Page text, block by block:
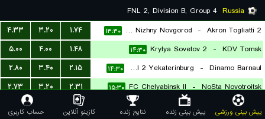
Russia
Akron Togliatti 2
-
Pobeda Nizhny Novgorod ۱۳:۳۰ ۱.۷۴ ۳.۲۰
۴.۳۳
KDV Tomsk
-
Krylya Sovetov 2 ۱۴:۳۰ ۱.۴۸ ۴.۰۰
۵.۰۰
Dinamo Barnaul
-
Ural 2 Yekaterinburg ۱۴:۳۰ ۲.۱۵ ۳.۴۰
۲.۸۰
NoSta Novotroitsk
-
FC Chelyabinsk II ۱۵:۳۰ ۲.۳۱ ۳.۲۰
۲.۷۳
-
FK Izhevsk ۱۶:۳۰ ۲.۳۴ ۲.۵۹
پیش بینی ورزشی پیش بینی زنده نتایج زنده کازینو آنلاین حساب کاربری